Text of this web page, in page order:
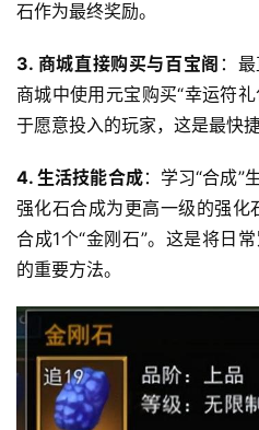
石作为最终奖励。
3. 商城直接购买与百宝阁 ：
商城中使用元宝购买“幸运符
于愿意投入的玩家，这是最快捷
4. 生活技能合成：学习“合成”
强化石合成为更高一级的强化
合成1个“金刚石”。这是将日
的重要方法。